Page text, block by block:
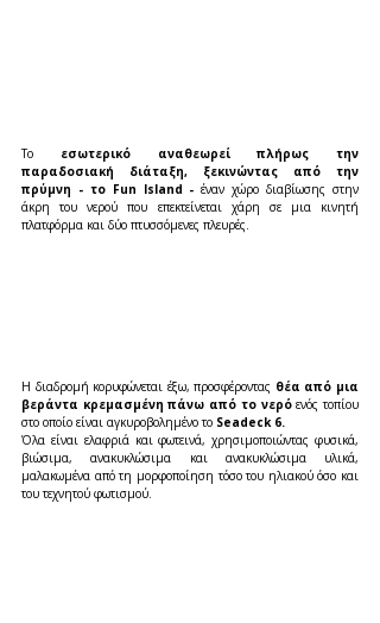
Το εσωτερικό αναθεωρεί πλήρως την
παραδοσιακή διάταξη, ξεκινώντας από την
πρύμνη - το Fun Island - έναν χώρο διαβίωσης στην
άκρη του νερού που επεκτείνεται χάρη σε μια κινητή
πλατφόρμα και δύο πτυσσόμενες πλευρές.
Η διαδρομή κορυφώνεται έξω, προσφέροντας θέα από μια
βεράντα κρεμασμένη πάνω από το νερό ενός τοπίου
στο οποίο είναι αγκυροβολημένο το Seadeck 6.
Όλα είναι ελαφριά και φωτεινά, χρησιμοποιώντας φυσικά,
βιώσιμα, ανακυκλώσιμα και ανακυκλώσιμα υλικά,
μαλακωμένα από τη μορφοποίηση τόσο του ηλιακού όσο και
του τεχνητού φωτισμού.